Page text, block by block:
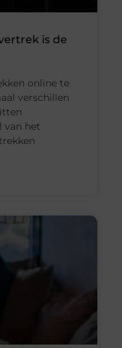
is de
online te
verschillen
van het